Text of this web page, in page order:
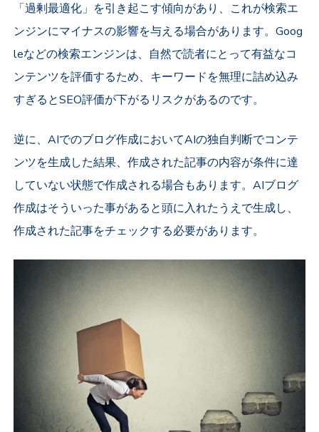
「過剰最適化」を引き起こす傾向があり、これが検索エ
ンジンにマイナスの影響を与える場合があります。Goog
leなどの検索エンジンは、自然で読者にとって有益なコ
ンテンツを評価するため、キーワードを無理に詰め込み
すぎるとSEO評価が下がるリスクがあるのです。
逆に、AIでのブログ作成においてAIの独自判断でコンテ
ンツを生成した結果、作成された記事の内容が条件に達
していない状態で作成される場合もあります。AIブログ
作成はそういった事があると頭に入れたうえで生成し、
作成された記事をチェックする必要があります。